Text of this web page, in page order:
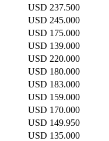
USD 237.500
USD 245.000
USD 175.000
USD 139.000
USD 220.000
USD 180.000
USD 183.000
USD 159.000
USD 170.000
USD 149.950
USD 135.000